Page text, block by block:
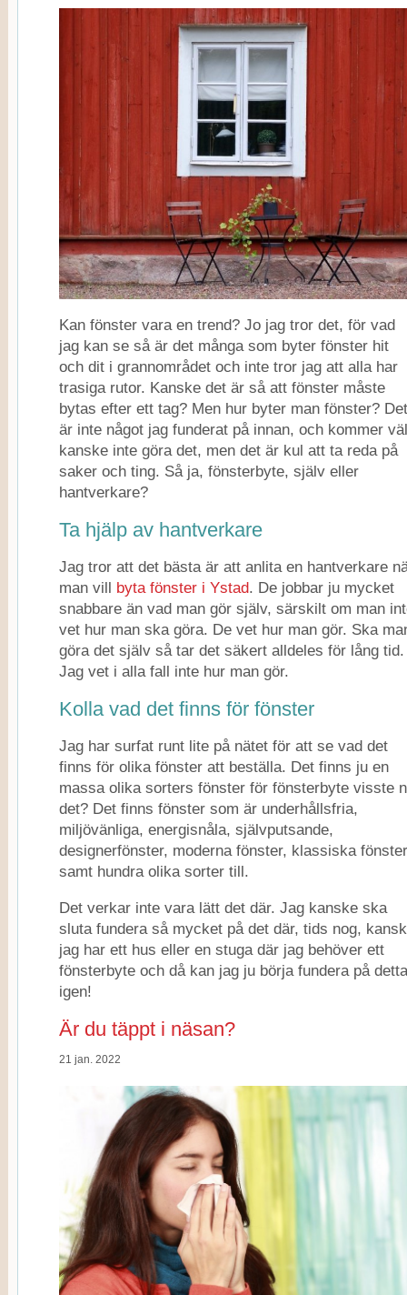
Kan fönster vara en trend? Jo jag tror det, för vad
jag kan se så är det många som byter fönster hit
och dit i grannområdet och inte tror jag att alla har
trasiga rutor. Kanske det är så att fönster måste
bytas efter ett tag? Men hur byter man fönster? Det
är inte något jag funderat på innan, och kommer väl
kanske inte göra det, men det är kul att ta reda på
saker och ting. Så ja, fönsterbyte, själv eller
hantverkare?
Ta hjälp av hantverkare
Jag tror att det bästa är att anlita en hantverkare
man vill byta fönster i Ystad. De jobbar ju mycket
snabbare än vad man gör själv, särskilt om man
vet hur man ska göra. De vet hur man gör. Ska
göra det själv så tar det säkert alldeles för lång tid.
Jag vet i alla fall inte hur man gör.
Kolla vad det finns för fönster
Jag har surfat runt lite på nätet för att se vad det
finns för olika fönster att beställa. Det finns ju en
massa olika sorters fönster för fönsterbyte visste
det? Det finns fönster som är underhållsfria,
miljövänliga, energisnåla, självputsande,
designerfönster, moderna fönster, klassiska fönster
samt hundra olika sorter till.
Det verkar inte vara lätt det där. Jag kanske ska
sluta fundera så mycket på det där, tids nog,
jag har ett hus eller en stuga där jag behöver ett
fönsterbyte och då kan jag ju börja fundera på detta
igen!
Är du täppt i näsan?
21 jan. 2022